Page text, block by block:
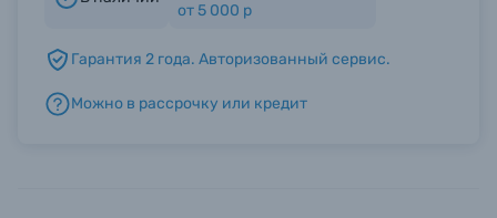
Б/У фототехника (Комиссионные товары)
от 5 000 р
Гарантия 2 года. Авторизованный сервис.
Можно в рассрочку или кредит